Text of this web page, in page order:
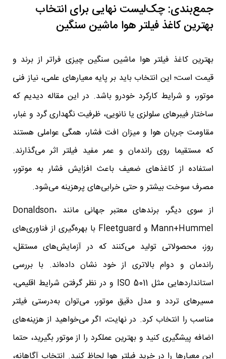
جمع‌بندی: چک‌لیست نهایی برای انتخاب
بهترین کاغذ فیلتر هوا ماشین سنگین
بهترین کاغذ فیلتر هوا ماشین سنگین چیزی فراتر از برند و
قیمت است؛ این انتخاب باید بر پایه معیارهای علمی، نیاز فنی
موتور، و شرایط کارکرد خودرو باشد. در این مقاله دیدیم که
ساختار فیبرهای سلولزی یا نانویی، ظرفیت نگهداری گرد و غبار،
مقاومت جریان هوا و میزان افت فشار، همگی عواملی هستند
که مستقیما روی راندمان و عمر مفید فیلتر اثر می‌گذارند.
استفاده از کاغذهای ضعیف باعث افزایش فشار به موتور،
مصرف سوخت بیشتر و حتی خرابی‌های پرهزینه می‌شود.
از سوی دیگر، برندهای معتبر جهانی مانند Donaldson،
Mann+Hummel و Fleetguard با بهره‌گیری از فناوری‌های
روز، محصولاتی تولید می‌کنند که در آزمایش‌های مستقل،
راندمان و دوام بالاتری از خود نشان داده‌اند. با بررسی
استانداردهایی مثل ISO 5011 و در نظر گرفتن شرایط اقلیمی،
مسیرهای تردد و مدل دقیق موتور، می‌توان به‌درستی فیلتر
مناسب را انتخاب کرد. در نهایت، اگر می‌خواهید از هزینه‌های
اضافه پیشگیری کنید و بهترین عملکرد را از موتور بگیرید، حتما